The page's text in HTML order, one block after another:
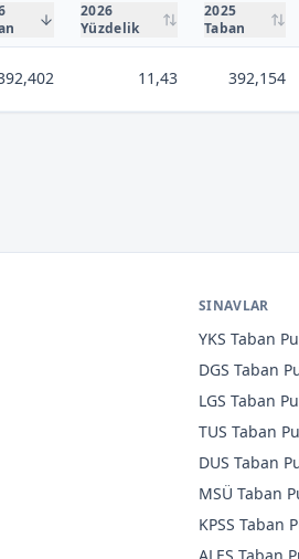
2026
Yüzdelik
2025
Taban
11,43 392,154
SINAVLAR
YKS Taban
DGS Taban
LGS Taban
TUS Taban
DUS Taban
MSÜ Taban
KPSS Taban